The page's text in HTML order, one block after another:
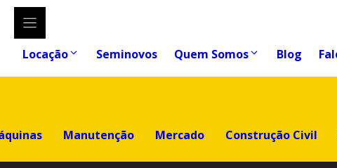
Locação Seminovos Quem Somos Blog
Manutenção Mercado Construção Civil